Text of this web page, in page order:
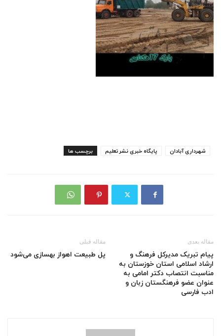
برچسب ها پایگاه خبری نشرتعلیم شهرداری آبادان
مقاله قبلی
پل طبیعت اهواز بهسازی می‌شود
مقاله بعدی
پیام تبریک مدیرکل فرهنگ و
ارشاد اسلامی استان خوزستان به
مناسبت انتصاب دکتر امامی به
عنوان عضو فرهنگستان زبان و
ادب فارسی